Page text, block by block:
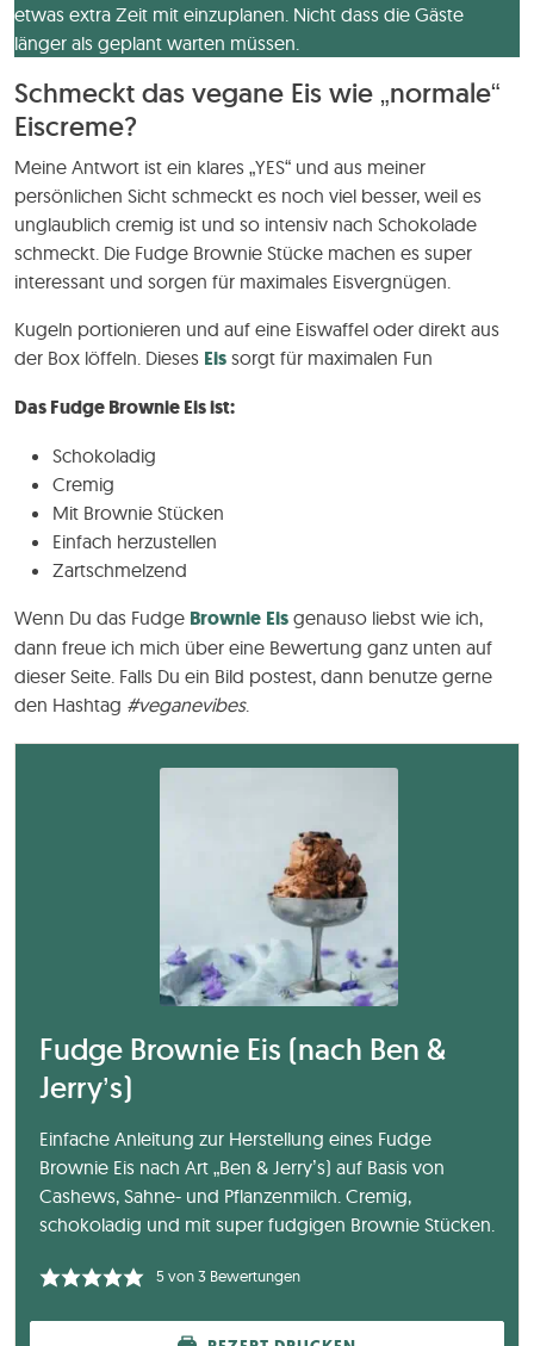
etwas extra Zeit mit einzuplanen. Nicht dass die Gäste
länger als geplant warten müssen.
Schmeckt das vegane Eis wie „normale“
Eiscreme?
Meine Antwort ist ein klares „YES“ und aus meiner
persönlichen Sicht schmeckt es noch viel besser, weil es
unglaublich cremig ist und so intensiv nach Schokolade
schmeckt. Die Fudge Brownie Stücke machen es super
interessant und sorgen für maximales Eisvergnügen.
Kugeln portionieren und auf eine Eiswaffel oder direkt aus
der Box löffeln. Dieses Eis sorgt für maximalen Fun
Das Fudge Brownie Eis ist:
Schokoladig
Cremig
Mit Brownie Stücken
Einfach herzustellen
Zartschmelzend
Wenn Du das Fudge Brownie Eis genauso liebst wie ich,
dann freue ich mich über eine Bewertung ganz unten auf
dieser Seite. Falls Du ein Bild postest, dann benutze gerne
den Hashtag #veganevibes.
Fudge Brownie Eis (nach Ben &
Jerry’s)
Einfache Anleitung zur Herstellung eines Fudge
Brownie Eis nach Art „Ben & Jerry’s) auf Basis von
Cashews, Sahne- und Pflanzenmilch. Cremig,
schokoladig und mit super fudgigen Brownie Stücken.
5von3Bewertungen